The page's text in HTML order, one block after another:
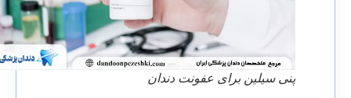
پنی سیلین برای عفونت دندان